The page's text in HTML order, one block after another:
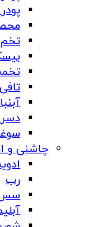
دسر
چاشنی و
رب